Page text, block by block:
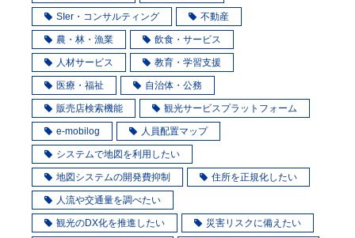
SIer・コンサルティング 不動産
農・林・漁業 飲食・サービス
人材サービス 教育・学習支援
医療・福祉 自治体・公務
販売店検索機能 観光サービスプラットフォーム
e-mobilog 人員配置マップ
システムで地図を利用したい
地図システムの開発費抑制 住所を正規化したい
人流や交通量を調べたい
観光のDX化を推進したい 災害リスクに備えたい